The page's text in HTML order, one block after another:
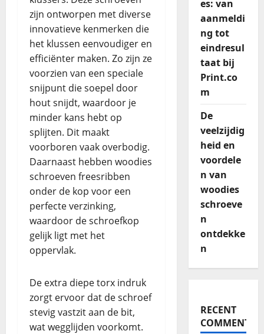
zijn ontworpen met diverse
innovatieve kenmerken die
het klussen eenvoudiger en
efficiënter maken. Zo zijn ze
voorzien van een speciale
snijpunt die soepel door
hout snijdt, waardoor je
minder kans hebt op
splijten. Dit maakt
voorboren vaak overbodig.
Daarnaast hebben woodies
schroeven freesribben
onder de kop voor een
perfecte verzinking,
waardoor de schroefkop
gelijk ligt met het
oppervlak.
De extra diepe torx indruk
zorgt ervoor dat de schroef
stevig vastzit aan de bit,
wat wegglijden voorkomt.
es: van
aanmeldi
ng tot
eindresul
taat bij
Print.co
m
De
veelzijdig
heid en
voordele
n van
woodies
schroeve
n
ontdekke
n
RECENT
COMMENTS